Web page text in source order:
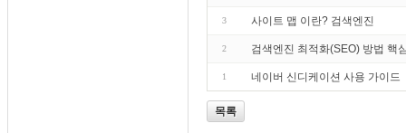
3 사이트 맵 이란? 검색엔진
2 검색엔진 최적화(SEO) 방법 핵
1 네이버 신디케이션 사용 가이드
목록